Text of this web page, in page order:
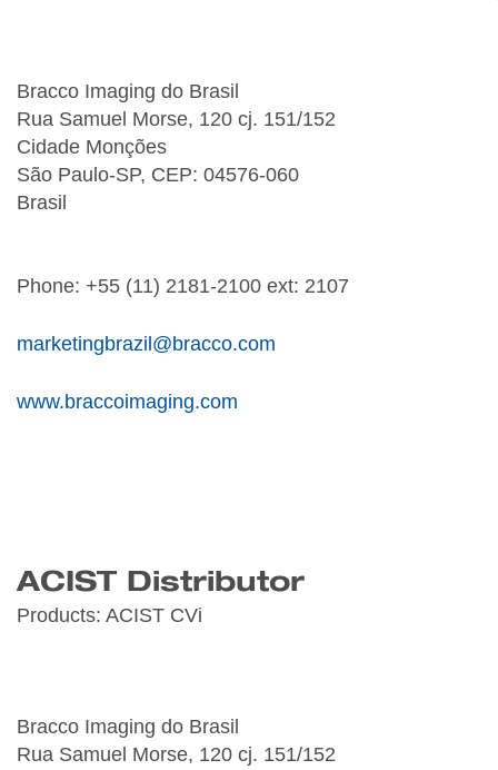
Bracco Imaging do Brasil
Rua Samuel Morse, 120 cj. 151/152
Cidade Monções
São Paulo-SP, CEP: 04576-060
Brasil
Phone: +55 (11) 2181-2100 ext: 2107
marketingbrazil@bracco.com
www.braccoimaging.com
ACIST Distributor
Products: ACIST CVi
Bracco Imaging do Brasil
Rua Samuel Morse, 120 cj. 151/152